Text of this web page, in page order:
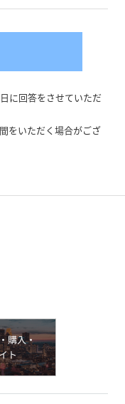
に回答をさせていただ
をいただく場合がござ